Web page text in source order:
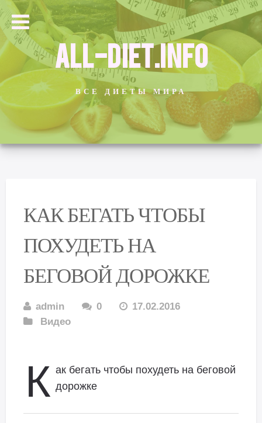
ALL-DIET.INFO
ВСЕ ДИЕТЫ МИРА
КАК БЕГАТЬ ЧТОБЫ
ПОХУДЕТЬ НА
БЕГОВОЙ ДОРОЖКЕ
admin 0
17.02.2016
Видео
К ак бегать чтобы похудеть на беговой
дорожке